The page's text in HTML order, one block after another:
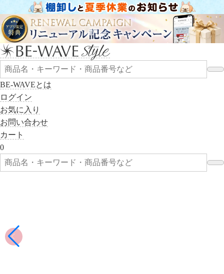
BE-WAVEとは
ログイン
お気に入り
お問い合わせ
カート
0